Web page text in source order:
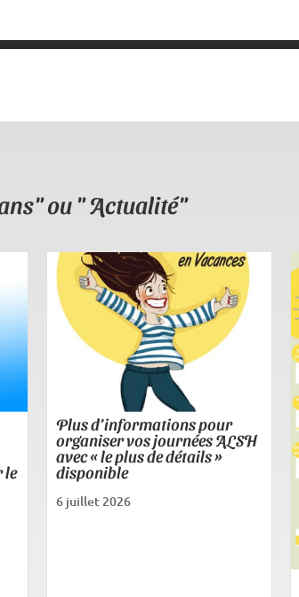
ou " Actualité"
le
Plus d’informations pour
organiser vos journées ALSH
avec « le plus de détails »
disponible
6 juillet 2026